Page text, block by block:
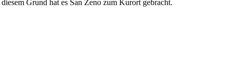
Grund hat es San Zeno zum Kurort gebracht.